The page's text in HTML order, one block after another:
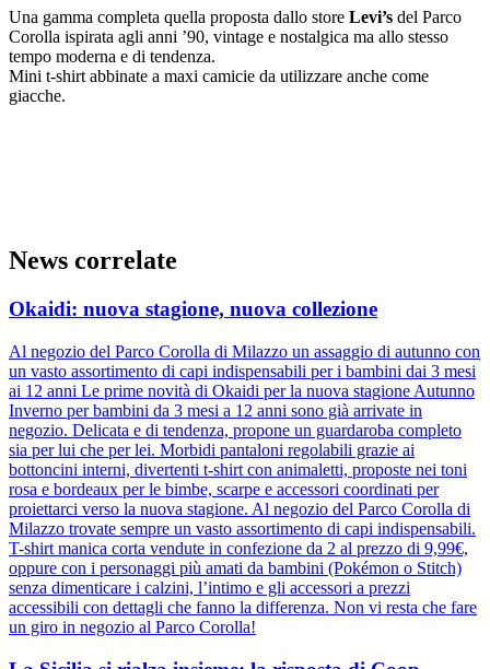
Una gamma completa quella proposta dallo store Levi’s del Parco
Corolla ispirata agli anni ’90, vintage e nostalgica ma allo stesso
tempo moderna e di tendenza.
Mini t-shirt abbinate a maxi camicie da utilizzare anche come
giacche.
News correlate
Okaidi: nuova stagione, nuova collezione
Al negozio del Parco Corolla di Milazzo un assaggio di autunno con
un vasto assortimento di capi indispensabili per i bambini dai 3 mesi
ai 12 anni Le prime novità di Okaidi per la nuova stagione Autunno
Inverno per bambini da 3 mesi a 12 anni sono già arrivate in
negozio. Delicata e di tendenza, propone un guardaroba completo
sia per lui che per lei. Morbidi pantaloni regolabili grazie ai
bottoncini interni, divertenti t-shirt con animaletti, proposte nei toni
rosa e bordeaux per le bimbe, scarpe e accessori coordinati per
proiettarci verso la nuova stagione. Al negozio del Parco Corolla di
Milazzo trovate sempre un vasto assortimento di capi indispensabili.
T-shirt manica corta vendute in confezione da 2 al prezzo di 9,99€,
oppure con i personaggi più amati da bambini (Pokémon o Stitch)
senza dimenticare i calzini, l’intimo e gli accessori a prezzi
accessibili con dettagli che fanno la differenza. Non vi resta che fare
un giro in negozio al Parco Corolla!